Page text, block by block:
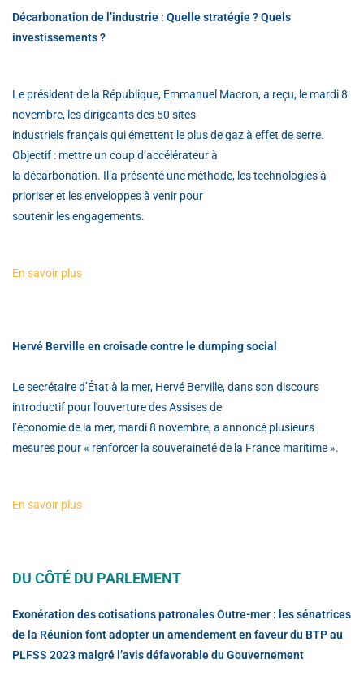
Décarbonation de l’industrie : Quelle stratégie ? Quels
investissements ?
Le président de la République, Emmanuel Macron, a reçu, le mardi 8
novembre, les dirigeants des 50 sites
industriels français qui émettent le plus de gaz à effet de serre.
Objectif : mettre un coup d’accélérateur à
la décarbonation. Il a présenté une méthode, les technologies à
prioriser et les enveloppes à venir pour
soutenir les engagements.
En savoir plus
Hervé Berville en croisade contre le dumping social
Le secrétaire d’État à la mer, Hervé Berville, dans son discours
introductif pour l’ouverture des Assises de
l’économie de la mer, mardi 8 novembre, a annoncé plusieurs
mesures pour « renforcer la souveraineté de la France maritime ».
En savoir plus
DU CÔTÉ DU PARLEMENT
Exonération des cotisations patronales Outre-mer : les sénatrices
de la Réunion font adopter un amendement en faveur du BTP au
PLFSS 2023 malgré l’avis défavorable du Gouvernement